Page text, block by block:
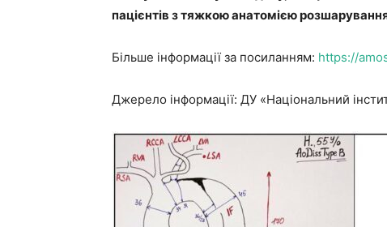
пацієнтів з тяжкою анатомією
Більше інформації за посиланням: https://
Джерело інформації: ДУ «Національний